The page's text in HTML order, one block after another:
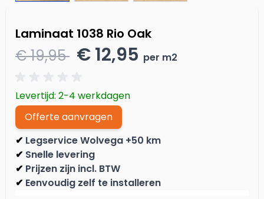
Laminaat 1038 Rio Oak
€ 19,95 € 12,95 per m2
Levertijd: 2-4 werkdagen
Offerte aanvragen
✔ Legservice Wolvega +50 km
✔ Snelle levering
✔ Prijzen zijn incl. BTW
✔ Eenvoudig zelf te installeren